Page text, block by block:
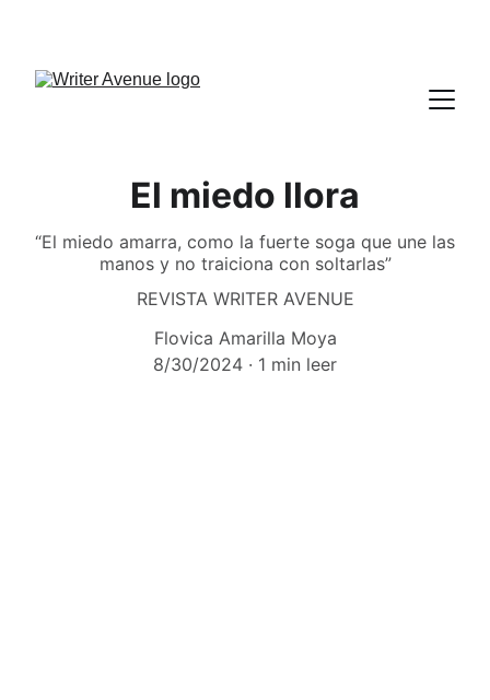
El miedo llora
“El miedo amarra, como la fuerte soga que une las
manos y no traiciona con soltarlas”
REVISTA WRITER AVENUE
Flovica Amarilla Moya
8/30/2024
1 min leer